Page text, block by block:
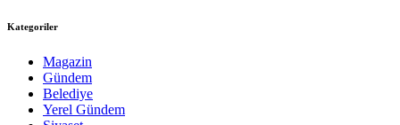
Kategoriler
Magazin
Gündem
Belediye
Yerel Gündem